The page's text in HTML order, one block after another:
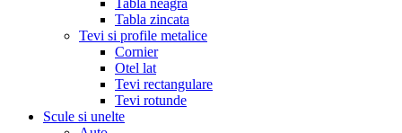
Tabla neagra
Tabla zincata
Tevi si profile metalice
Cornier
Otel lat
Tevi rectangulare
Tevi rotunde
Scule si unelte